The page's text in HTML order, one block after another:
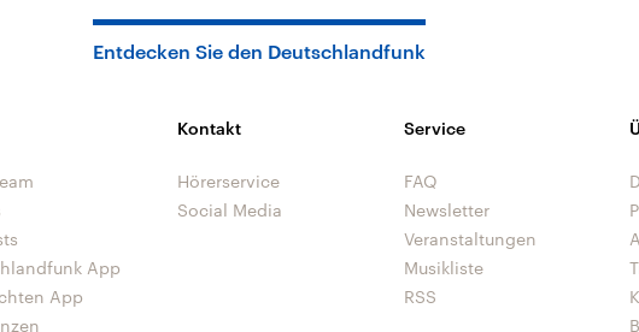
Entdecken Sie den Deutschlandfunk
App
App
Kontakt
Hörerservice
Social Media
Service
FAQ
Newsletter
Veranstaltungen
Musikliste
RSS